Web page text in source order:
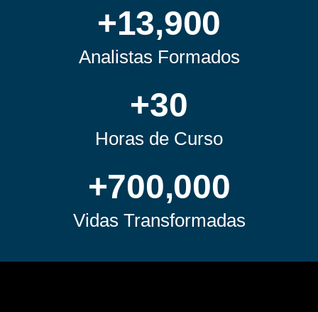
Analistas Formados
+13,900
Horas de Curso
+30
Vidas Transformadas
+700,000